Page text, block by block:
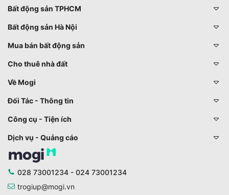
Bất động sản TPHCM
Bất động sản Hà Nội
Mua bán bất động sản
Cho thuê nhà đất
Về Mogi
Đối Tác - Thông tin
Công cụ - Tiện ích
Dịch vụ - Quảng cáo
028 73001234 - 024 73001234
trogiup@mogi.vn